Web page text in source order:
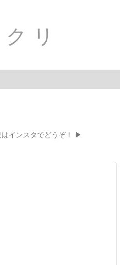
リ
インスタでどうぞ！ ▶